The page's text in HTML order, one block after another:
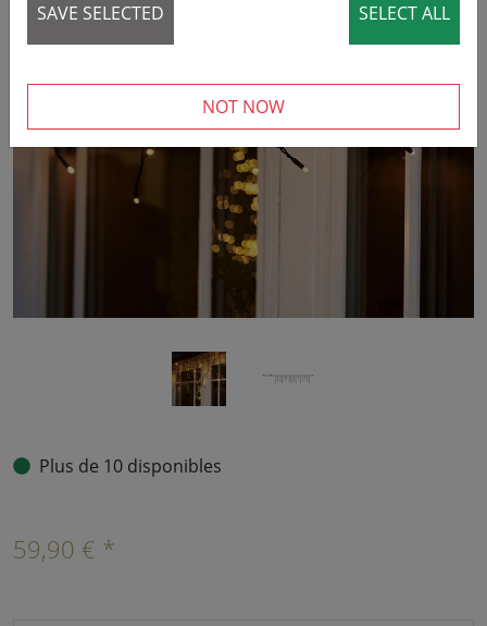
Plus de 10 disponibles
59,90 € *
SAVE SELECTED SELECT ALL
NOT NOW